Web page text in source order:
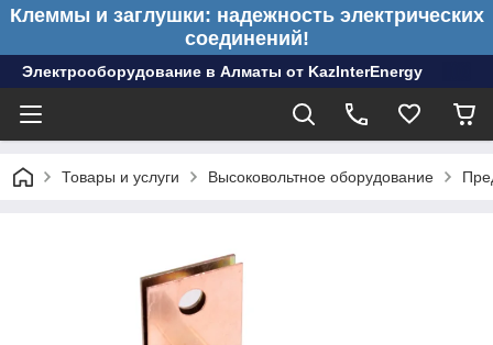
Клеммы и заглушки: надежность электрических
соединений!
Электрооборудование в Алматы от KazInterEnergy
Товары и услуги Высоковольтное оборудование